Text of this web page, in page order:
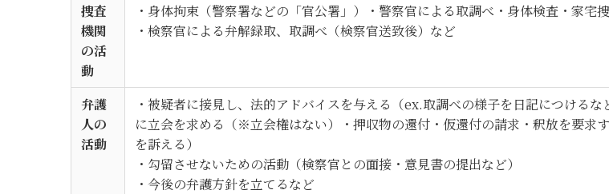
捜査
機関
の活
動
・身体拘束（警察署などの「官公署」）・警察官による取調べ・身体検査・家宅
・検察官による弁解録取、取調べ（検察官送致後）など
弁護
人の
活動
・被疑者に接見し、法的アドバイスを与える（ex.取調べの様子を日記につける
に立会を求める（※立会権はない）・押収物の還付・仮還付の請求・釈放を要求
を訴える）
・勾留させないための活動（検察官との面接・意見書の提出など）
・今後の弁護方針を立てるなど